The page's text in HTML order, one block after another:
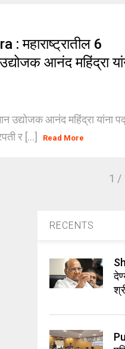
6
आनंद महिंद्रा
उद्योजक आनंद महिंद्रा यांना
र [...]
Read More
1 /
RECENTS